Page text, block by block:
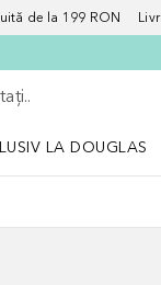
de la 199 RON
LA DOUGLAS